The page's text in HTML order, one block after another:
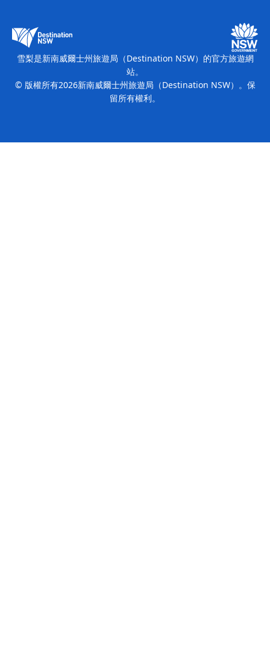
新南威爾士州旅遊局（Destination NSW）媒體中心
繽紛雪梨燈光音樂節
雪梨是新南威爾士州旅遊局（Destination NSW）的官方旅遊網
站。
© 版權所有2026新南威爾士州旅遊局（Destination NSW）。保
留所有權利。